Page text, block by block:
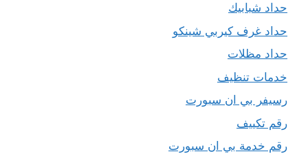
حداد شبابيك
حداد غرف كيربي شينكو
حداد مظلات
خدمات تنظيف
رسيفر بي ان سبورت
رقم تكييف
رقم خدمة بي ان سبورت